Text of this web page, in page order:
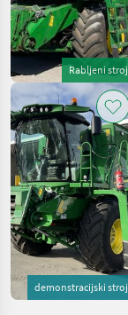
Rabljeni stroj
demonstracijski stroj